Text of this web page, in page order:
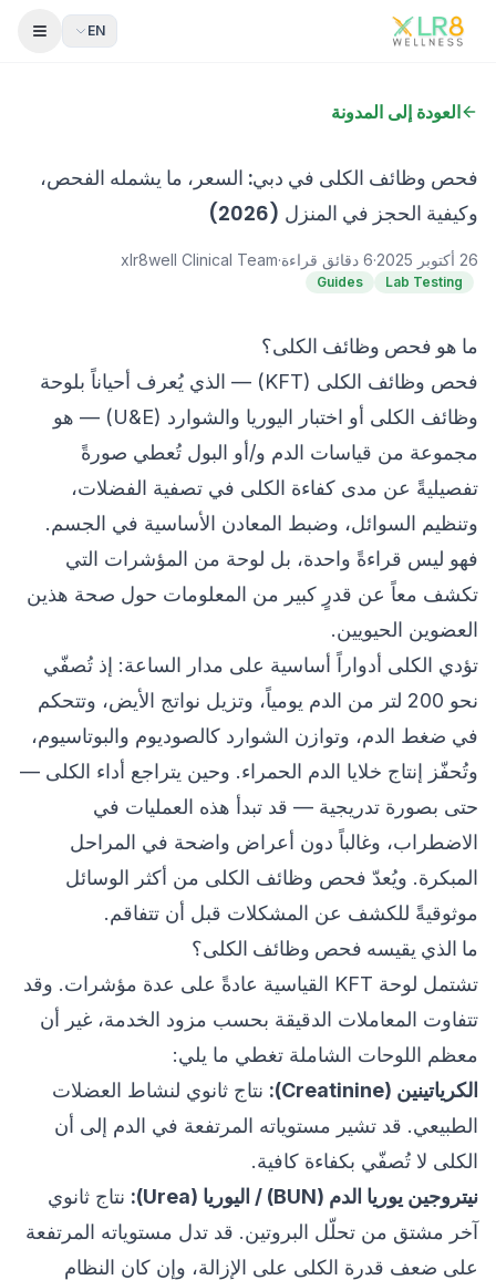
EN
العودة إلى المدونة
فحص وظائف الكلى في دبي: السعر، ما يشمله الفحص،
وكيفية الحجز في المنزل (2026)
26 أكتوبر 2025 ·
6 دقائق قراءة·
xlr8well Clinical Team
Lab Testing
Guides
ما هو فحص وظائف الكلى؟
فحص وظائف الكلى (KFT) — الذي يُعرف أحياناً بلوحة
وظائف الكلى أو اختبار اليوريا والشوارد (U&E) — هو
مجموعة من قياسات الدم و/أو البول تُعطي صورةً
تفصيليةً عن مدى كفاءة الكلى في تصفية الفضلات،
وتنظيم السوائل، وضبط المعادن الأساسية في الجسم.
فهو ليس قراءةً واحدة، بل لوحة من المؤشرات التي
تكشف معاً عن قدرٍ كبير من المعلومات حول صحة هذين
العضوين الحيويين.
تؤدي الكلى أدواراً أساسية على مدار الساعة: إذ تُصفّي
نحو 200 لتر من الدم يومياً، وتزيل نواتج الأيض، وتتحكم
في ضغط الدم، وتوازن الشوارد كالصوديوم والبوتاسيوم،
وتُحفّز إنتاج خلايا الدم الحمراء. وحين يتراجع أداء الكلى —
حتى بصورة تدريجية — قد تبدأ هذه العمليات في
الاضطراب، وغالباً دون أعراض واضحة في المراحل
المبكرة. ويُعدّ فحص وظائف الكلى من أكثر الوسائل
موثوقيةً للكشف عن المشكلات قبل أن تتفاقم.
ما الذي يقيسه فحص وظائف الكلى؟
تشتمل لوحة KFT القياسية عادةً على عدة مؤشرات. وقد
تتفاوت المعاملات الدقيقة بحسب مزود الخدمة، غير أن
معظم اللوحات الشاملة تغطي ما يلي:
الكرياتينين (Creatinine):
نتاج ثانوي لنشاط العضلات
الطبيعي. قد تشير مستوياته المرتفعة في الدم إلى أن
الكلى لا تُصفّي بكفاءة كافية.
نيتروجين يوريا الدم (BUN) / اليوريا (Urea):
نتاج ثانوي
آخر مشتق من تحلّل البروتين. قد تدل مستوياته المرتفعة
على ضعف قدرة الكلى على الإزالة، وإن كان النظام